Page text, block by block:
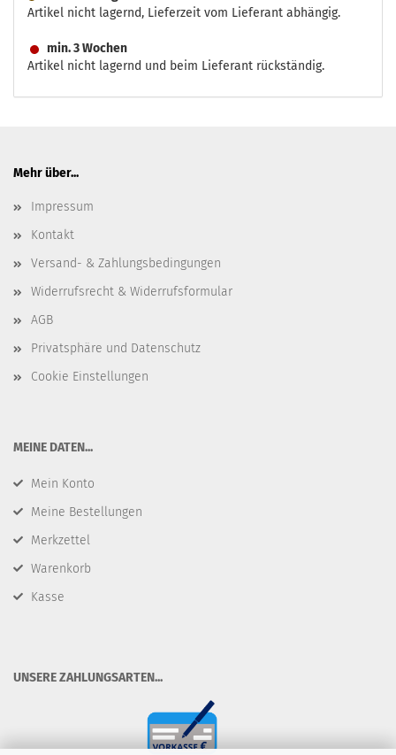
Artikel nicht lagernd, Lieferzeit vom Lieferant abhängig.
min. 3 Wochen
Artikel nicht lagernd und beim Lieferant rückständig.
Mehr über...
Impressum
Kontakt
Versand- & Zahlungsbedingungen
Widerrufsrecht & Widerrufsformular
AGB
Privatsphäre und Datenschutz
Cookie Einstellungen
​MEINE DATEN...
Mein Konto
Meine Bestellungen
Merkzettel
Warenkorb
Kasse
​UNSERE ZAHLUNGSARTEN...